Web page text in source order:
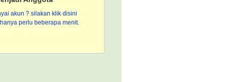
akun ? silakan klik disini
perlu beberapa menit.